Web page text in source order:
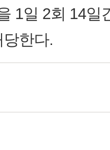
1일 2회 14
한다.